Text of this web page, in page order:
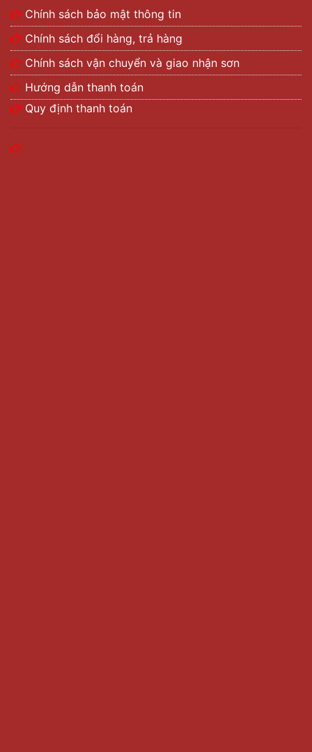
Chính sách bảo mật thông tin
Chính sách đổi hàng, trả hàng
Chính sách vận chuyển và giao nhận sơn
Hướng dẫn thanh toán
Quy định thanh toán